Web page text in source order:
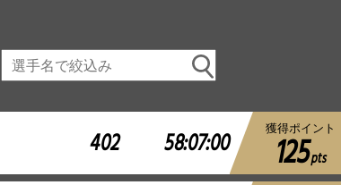
402 58:07:00 獲得ポイント
125pts